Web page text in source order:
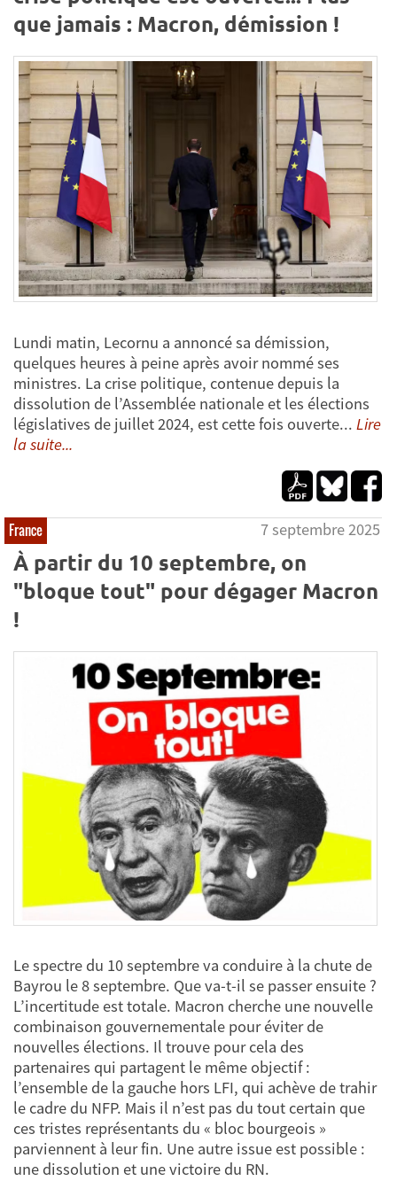
que jamais : Macron, démission !
Lundi matin, Lecornu a annoncé sa démission,
quelques heures à peine après avoir nommé ses
ministres. La crise politique, contenue depuis la
dissolution de l’Assemblée nationale et les élections
législatives de juillet 2024, est cette fois ouverte... Lire
la suite...
France 7 septembre 2025
À partir du 10 septembre, on
"bloque tout" pour dégager Macron
!
Le spectre du 10 septembre va conduire à la chute de
Bayrou le 8 septembre. Que va-t-il se passer ensuite ?
L’incertitude est totale. Macron cherche une nouvelle
combinaison gouvernementale pour éviter de
nouvelles élections. Il trouve pour cela des
partenaires qui partagent le même objectif :
l’ensemble de la gauche hors LFI, qui achève de trahir
le cadre du NFP. Mais il n’est pas du tout certain que
ces tristes représentants du « bloc bourgeois »
parviennent à leur fin. Une autre issue est possible :
une dissolution et une victoire du RN.